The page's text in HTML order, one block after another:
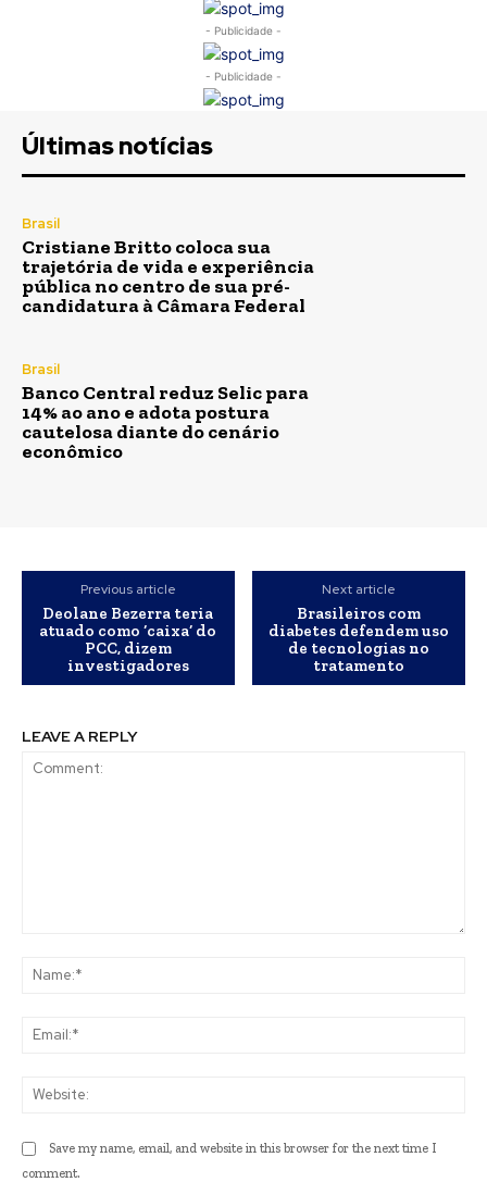
- Publicidade -
- Publicidade -
Últimas notícias
Brasil
Cristiane Britto coloca sua
trajetória de vida e experiência
pública no centro de sua pré-
candidatura à Câmara Federal
Brasil
Banco Central reduz Selic para
14% ao ano e adota postura
cautelosa diante do cenário
econômico
Previous article
Deolane Bezerra teria
atuado como ‘caixa’ do
PCC, dizem
investigadores
Next article
Brasileiros com
diabetes defendem uso
de tecnologias no
tratamento
LEAVE A REPLY
Save my name, email, and website in this browser for the next time I
comment.